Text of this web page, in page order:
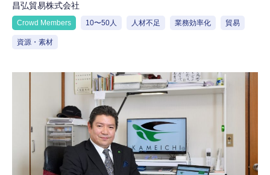
昌弘貿易株式会社
Crowd Members 10〜50人 人材不足 業務効率化 貿易
資源・素材